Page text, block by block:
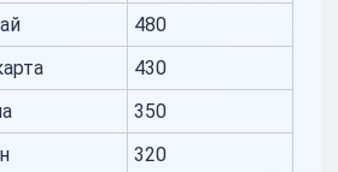
480
430
350
320